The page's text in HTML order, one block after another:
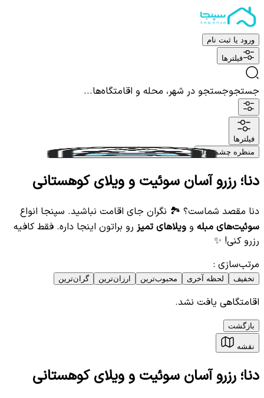
ورود یا ثبت نام
فیلترها
جستجوجستجو در شهر، محله و اقامتگاه‌ها...
فیلترها
منظره چشم نواز
دنا؛ رزرو آسان سوئیت و ویلای کوهستانی
دنا مقصد شماست؟ 🏞️ نگران جای اقامت نباشید. سپنجا انواع
سوئیت‌های مبله و ویلاهای تمیز رو براتون اینجا داره. فقط کافیه
رزرو کنی! ✨
مرتب‌سازی :
تخفیف لحظه آخری محبوب‌ترین ارزان‌ترین گران‌ترین
اقامتگاهی یافت نشد.
بازگشت
نقشه
دنا؛ رزرو آسان سوئیت و ویلای کوهستانی